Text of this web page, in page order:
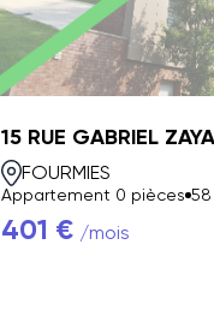
15 RUE GABRIEL ZAYA
FOURMIES
Appartement 0 pièces 58
401 € /mois